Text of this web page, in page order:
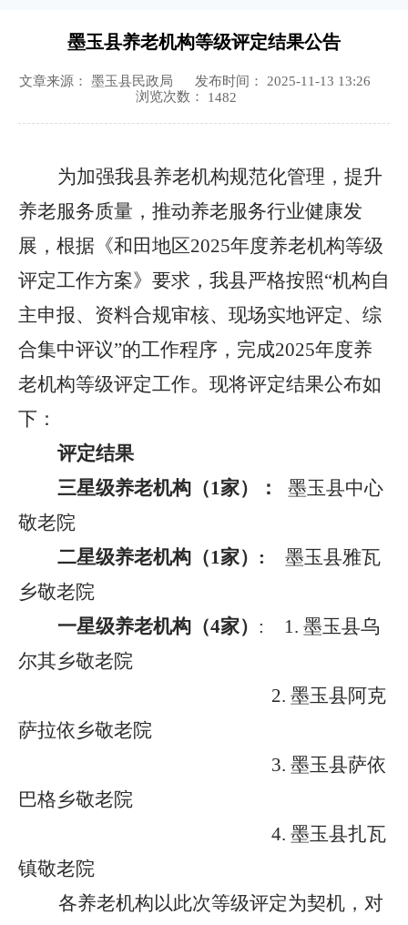
墨玉县养老机构等级评定结果公告
文章来源： 墨玉县民政局
发布时间： 2025-11-13 13:26
浏览次数： 1482
为加强我县养老机构规范化管理，提升
养老服务质量，推动养老服务行业健康发
展，根据《和田地区2025年度养老机构等级
评定工作方案》要求，我县严格按照“机构自
主申报、资料合规审核、现场实地评定、综
合集中评议”的工作程序，完成2025年度养
老机构等级评定工作。现将评定结果公布如
下：
评定结果
三星级养老机构（1家）： 墨玉县中心
敬老院
二星级养老机构（1家）: 墨玉县雅瓦
乡敬老院
一星级养老机构（4家） : 1. 墨玉县乌
尔其乡敬老院
2. 墨玉县阿克
萨拉依乡敬老院
3. 墨玉县萨依
巴格乡敬老院
4. 墨玉县扎瓦
镇敬老院
各养老机构以此次等级评定为契机，对